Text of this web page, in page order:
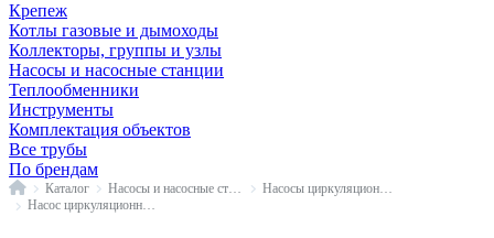
Крепеж
Котлы газовые и дымоходы
Коллекторы, группы и узлы
Насосы и насосные станции
Теплообменники
Инструменты
Комплектация объектов
Все трубы
По брендам
ГлавнаяКаталог
Насос циркуляционный с мокрым ротором MAGNA1 фланец Grundfos